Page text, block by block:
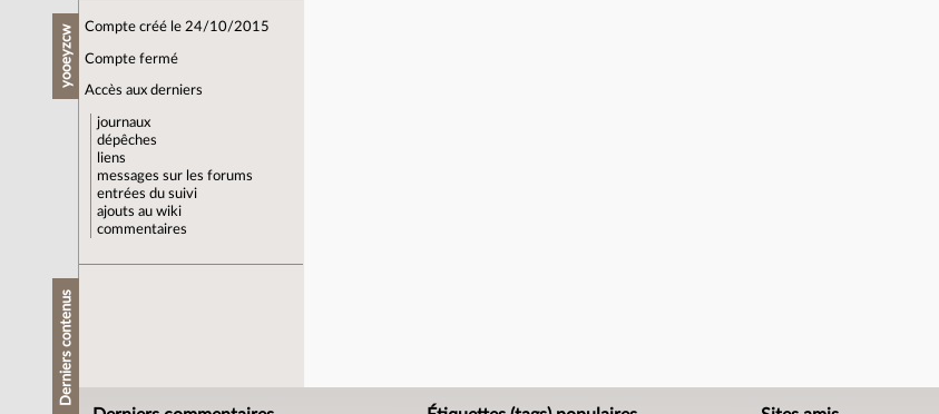
yooeyzcw Compte créé le 24/10/2015
Compte fermé
Accès aux derniers
journaux
dépêches
liens
messages sur les forums
entrées du suivi
ajouts au wiki
commentaires
Derniers contenus